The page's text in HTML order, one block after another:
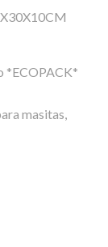
*ECOPACK*
masitas,